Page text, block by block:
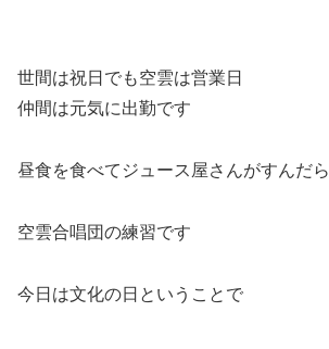
世間は祝日でも空雲は営業日
仲間は元気に出勤です
昼食を食べてジュース屋さんがすんだら
空雲合唱団の練習です
今日は文化の日ということで